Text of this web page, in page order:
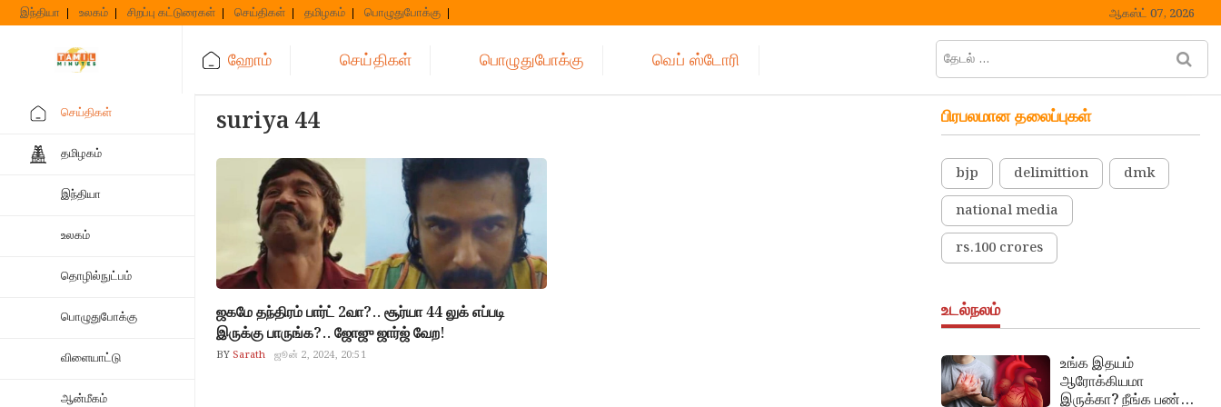
Skip
to
இந்தியா உலகம் சிறப்பு கட்டுரைகள் செய்திகள் தமிழகம் பொழுதுபோக்கு ஆகஸ்ட் 07, 2026
ஹோம் செய்திகள் பொழுதுபோக்கு வெப் ஸ்டோரி
தேடல்
… M
செய்திகள்
தமிழகம்
இந்தியா
உலகம்
தொழில்நுட்பம்
பொழுதுபோக்கு
விளையாட்டு
ஆன்மீகம்
suriya 44
ஜகமே தந்திரம் பார்ட் 2வா?.. சூர்யா 44 லுக் எப்படி
இருக்கு பாருங்க?.. ஜோஜு ஜார்ஜ் வேற!
BYSarath ஜூன் 2, 2024, 20:51
பிரபலமான தலைப்புகள்
bjp delimittion
dmk
national media
rs.100 crores
உடல்நலம்
உங்க இதயம்
ஆரோக்கியமா
இருக்கா? நீங்க பண்ண